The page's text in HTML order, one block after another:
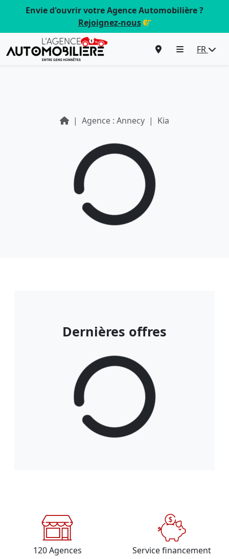
Envie d'ouvrir votre Agence Automobilière ?
Rejoignez-nous
FR
Agence : Annecy Kia
Dernières offres
120Agences Service financement